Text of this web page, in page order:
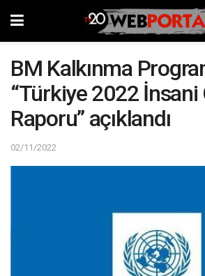
BM Kalkınma
“Türkiye 2022 İnsani
Raporu” açıklandı
02/11/2022